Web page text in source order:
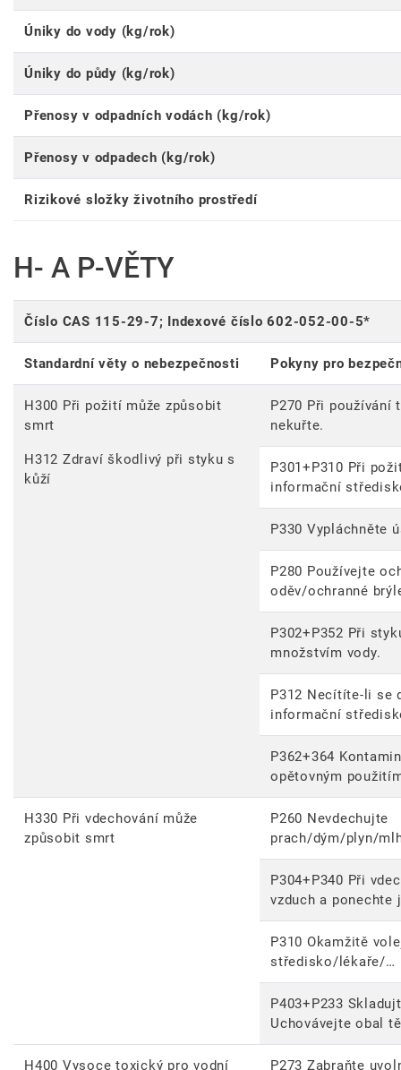
Úniky do vody (kg/rok)
Úniky do půdy (kg/rok)
Přenosy v odpadních vodách (kg/rok)
Přenosy v odpadech (kg/rok)
Rizikové složky životního prostředí
H- A P-VĚTY
Číslo CAS 115-29-7; Indexové číslo 602-052-00-5*
Standardní věty o nebezpečnosti Pokyny pro
H300 Při požití může způsobit
smrt
H312 Zdraví škodlivý při styku s
kůží
P270 Při používání
nekuřte.
P301+P310 Při
informační
P330 Vypláchněte
P280 Používejte
oděv/ochranné
P302+P352 Při
množstvím vody.
P312 Necítíte-li se
informační
P362+364
opětovným
H330 Při vdechování může
způsobit smrt
P260 Nevdechujte
prach/dým/plyn/
P304+P340 Při
vzduch a ponechte
P310 Okamžitě
středisko/lékaře/…
P403+P233
Uchovávejte obal
H400 Vysoce toxický pro vodní
P273 Zabraňte